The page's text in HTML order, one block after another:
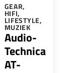
GEAR,
HIFI,
LIFESTYLE,
MUZIEK
Audio-
Technica
AT-